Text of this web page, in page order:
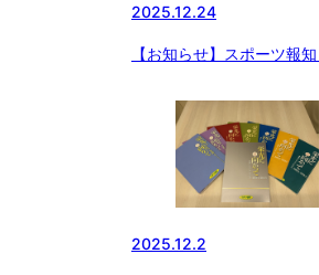
2025.12.24
【お知らせ】スポーツ報
2025.12.2